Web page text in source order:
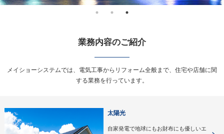
業務内容のご紹介
メイショーシステムでは、電気工事からリフォーム全般まで、住宅や店舗に関
する業務を行っています。
太陽光
自家発電で地球にもお財布にも優しいエ